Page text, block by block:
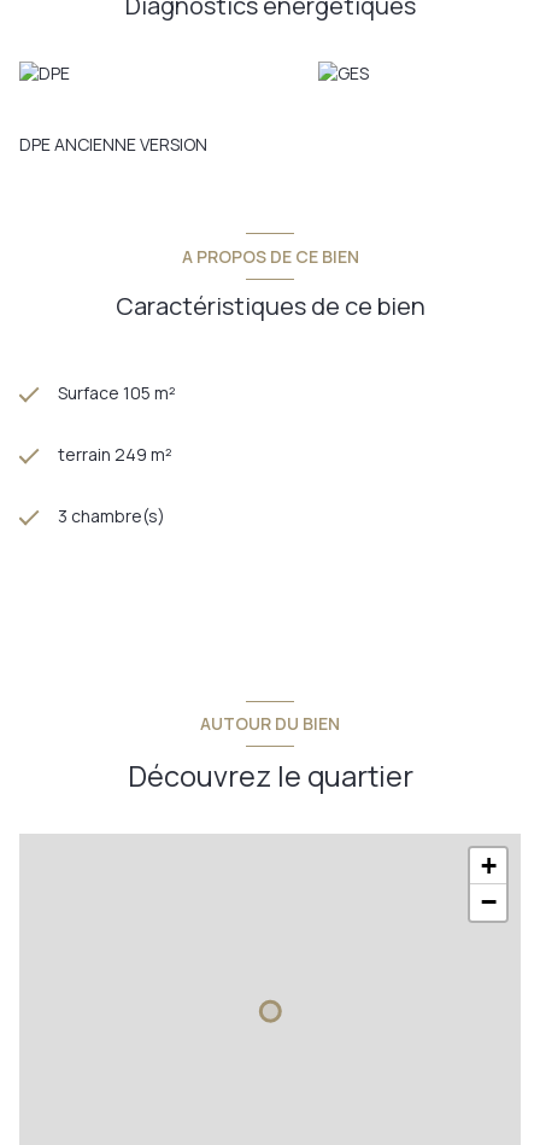
récentes (maison et garage), le cachet de l'ancien conservé,
nombreuses possibilités en plus du stationnement classique
(création d'un studio, d'un bureau ou d'un local dans le cadre
Annonce proposée par un agent commercial
DPE ANCIENNE VERSION
A PROPOS DE CE BIEN
Caractéristiques de ce bien
Surface 105 m²
terrain 249 m²
3 chambre(s)
AUTOUR DU BIEN
Découvrez le quartier
+
−